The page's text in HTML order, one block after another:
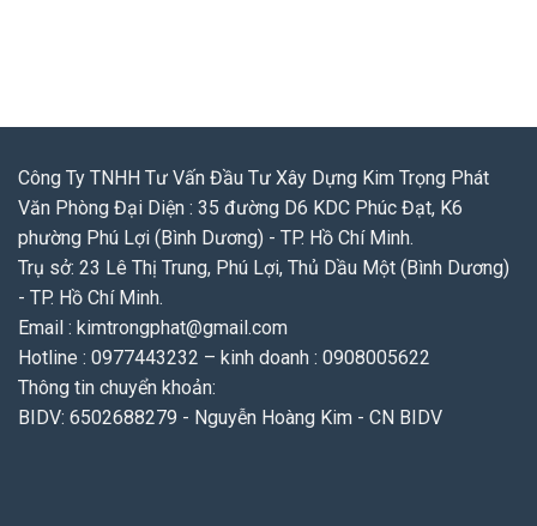
Công Ty TNHH Tư Vấn Đầu Tư Xây Dựng Kim Trọng Phát
Văn Phòng Đại Diện : 35 đường D6 KDC Phúc Đạt, K6
phường Phú Lợi (Bình Dương) - TP. Hồ Chí Minh.
Trụ sở: 23 Lê Thị Trung, Phú Lợi, Thủ Dầu Một (Bình Dương)
- TP. Hồ Chí Minh.
Email : kimtrongphat@gmail.com
Hotline : 0977443232 – kinh doanh : 0908005622
Thông tin chuyển khoản:
BIDV: 6502688279 - Nguyễn Hoàng Kim - CN BIDV